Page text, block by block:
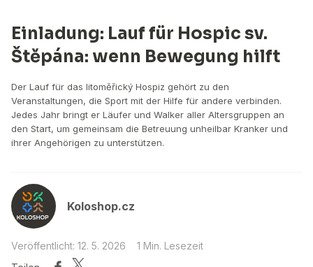
Einladung: Lauf für Hospic sv.
Štěpána: wenn Bewegung hilft
Der Lauf für das litoměřický Hospiz gehört zu den
Veranstaltungen, die Sport mit der Hilfe für andere verbinden.
Jedes Jahr bringt er Läufer und Walker aller Altersgruppen an
den Start, um gemeinsam die Betreuung unheilbar Kranker und
ihrer Angehörigen zu unterstützen.
Koloshop.cz
Veröffentlicht: 12. 5. 2026
1 Min. Lesezeit